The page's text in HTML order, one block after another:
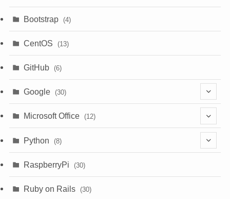
Bootstrap (4)
CentOS (13)
GitHub (6)
Google (30)
(6)
Microsoft Office (12)
(9)
Python (8)
(1)
RaspberryPi (30)
Ruby on Rails (30)